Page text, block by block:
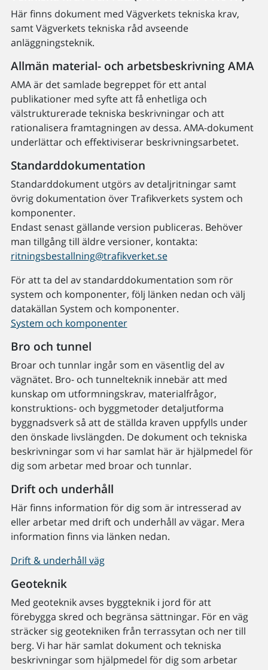
Här finns dokument med Vägverkets tekniska krav,
samt Vägverkets tekniska råd avseende
anläggningsteknik.
Allmän material- och arbetsbeskrivning AMA
AMA är det samlade begreppet för ett antal
publikationer med syfte att få enhetliga och
välstrukturerade tekniska beskrivningar och att
rationalisera framtagningen av dessa. AMA-dokument
underlättar och effektiviserar beskrivningsarbetet.
Standarddokumentation
Standarddokument utgörs av detaljritningar samt
övrig dokumentation över Trafikverkets system och
komponenter.
Endast senast gällande version publiceras. Behöver
man tillgång till äldre versioner, kontakta:
ritningsbestallning@trafikverket.se
För att ta del av standarddokumentation som rör
system och komponenter, följ länken nedan och välj
datakällan System och komponenter.
System och komponenter
Bro och tunnel
Broar och tunnlar ingår som en väsentlig del av
vägnätet. Bro- och tunnelteknik innebär att med
kunskap om utformningskrav, materialfrågor,
konstruktions- och byggmetoder detaljutforma
byggnadsverk så att de ställda kraven uppfylls under
den önskade livslängden. De dokument och tekniska
beskrivningar som vi har samlat här är hjälpmedel för
dig som arbetar med broar och tunnlar.
Drift och underhåll
Här finns information för dig som är intresserad av
eller arbetar med drift och underhåll av vägar. Mera
information finns via länken nedan.
Drift & underhåll väg
Geoteknik
Med geoteknik avses byggteknik i jord för att
förebygga skred och begränsa sättningar. För en väg
sträcker sig geotekniken från terrassytan och ner till
berg. Vi har här samlat dokument och tekniska
beskrivningar som hjälpmedel för dig som arbetar